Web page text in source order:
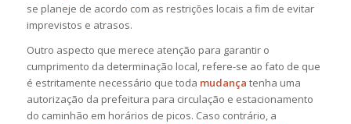
se planeje de acordo com as restrições locais a fim de evitar
imprevistos e atrasos.
Outro aspecto que merece atenção para garantir o
cumprimento da determinação local, refere-se ao fato de que
é estritamente necessário que toda mudança tenha uma
autorização da prefeitura para circulação e estacionamento
do caminhão em horários de picos. Caso contrário, a